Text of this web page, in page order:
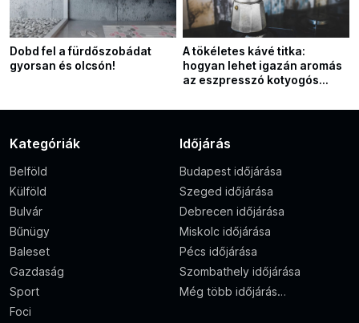
Dobd fel a fürdőszobádat
gyorsan és olcsón!
A tökéletes kávé titka:
hogyan lehet igazán aromás
az eszpresszó kotyogós
Kategóriák
Belföld
Külföld
Bulvár
Bűnügy
Baleset
Gazdaság
Sport
Foci
Időjárás
Budapest időjárása
Szeged időjárása
Debrecen időjárása
Miskolc időjárása
Pécs időjárása
Szombathely időjárása
Még több időjárás…